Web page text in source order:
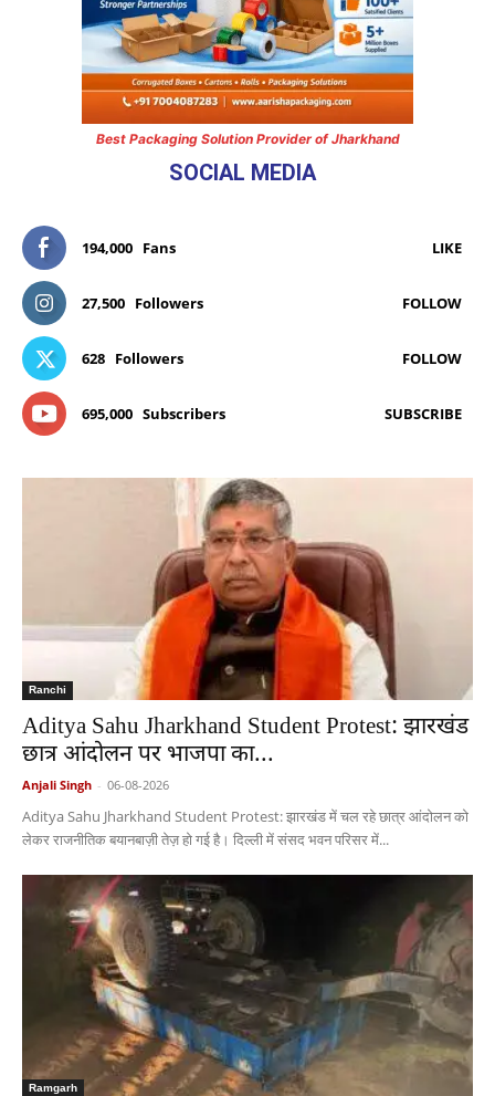
Best Packaging Solution Provider of Jharkhand
SOCIAL MEDIA
194,000 Fans LIKE
27,500 Followers FOLLOW
628 Followers FOLLOW
695,000 Subscribers SUBSCRIBE
Ranchi
Aditya Sahu Jharkhand Student Protest: झारखंड
छात्र आंदोलन पर भाजपा का...
Anjali Singh - 06-08-2026
Aditya Sahu Jharkhand Student Protest: झारखंड में चल रहे छात्र आंदोलन को
लेकर राजनीतिक बयानबाज़ी तेज़ हो गई है। दिल्ली में संसद भवन परिसर में...
Ramgarh